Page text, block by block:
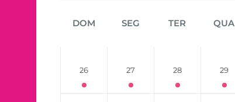
DOM SEG TER QUA
26 27 28 29